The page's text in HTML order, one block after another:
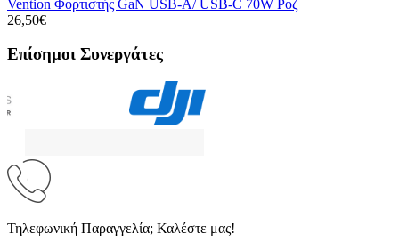
Vention Φορτιστής GaN USB-A/ USB-C 70W Ροζ
26,50€
Επίσημοι Συνεργάτες
Τηλεφωνική Παραγγελία; Καλέστε μας!